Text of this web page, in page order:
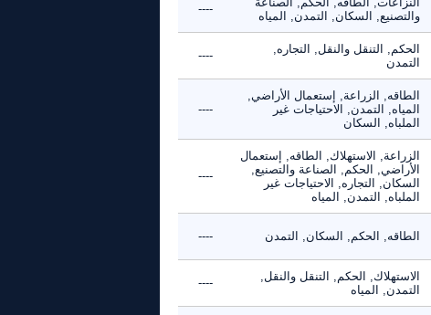
والتصنيع, السكان, التمدن, المياه
----
الحكم, التنقل والنقل, التجاره,
التمدن
----
الطاقه, الزراعة, إستعمال الأراضي,
المياه, التمدن, الاحتياجات غير
الملباه, السكان
----
الزراعة, الاستهلاك, الطاقه, إستعمال
الأراضي, الحكم, الصناعة والتصنيع,
السكان, التجاره, الاحتياجات غير
الملباه, التمدن, المياه
----
الطاقه, الحكم, السكان, التمدن ----
الاستهلاك, الحكم, التنقل والنقل,
التمدن, المياه
----